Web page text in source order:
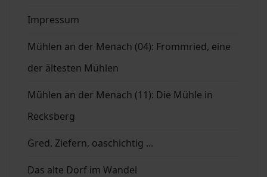
Impressum
Mühlen an der Menach (04): Frommried, eine
der ältesten Mühlen
Mühlen an der Menach (11): Die Mühle in
Recksberg
Gred, Ziefern, oaschichtig ...
Das alte Dorf im Wandel